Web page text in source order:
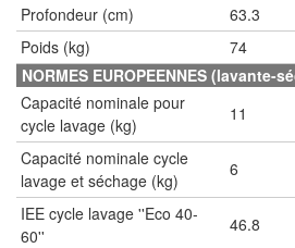
Profondeur (cm)
63.3
Poids (kg)
74
NORMES EUROPEENNES (lavante-
Capacité nominale pour
cycle lavage (kg)
11
Capacité nominale cycle
lavage et séchage (kg)
6
IEE cycle lavage ''Eco 40-
60''
46.8